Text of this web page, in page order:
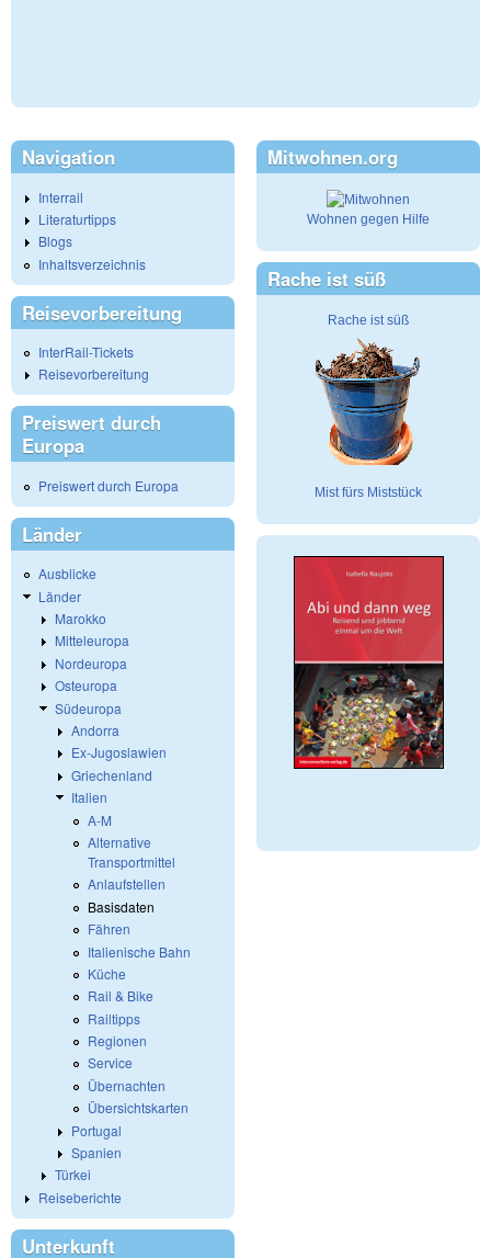
Navigation
Interrail
Literaturtipps
Blogs
Inhaltsverzeichnis
Reisevorbereitung
InterRail-Tickets
Reisevorbereitung
Preiswert durch
Europa
Preiswert durch Europa
Länder
Ausblicke
Länder
Marokko
Mitteleuropa
Nordeuropa
Osteuropa
Südeuropa
Andorra
Ex-Jugoslawien
Griechenland
Italien
A-M
Alternative
Transportmittel
Anlaufstellen
Basisdaten
Fähren
Italienische Bahn
Küche
Rail & Bike
Railtipps
Regionen
Service
Übernachten
Übersichtskarten
Portugal
Spanien
Türkei
Reiseberichte
Unterkunft
Mitwohnen.org
Wohnen gegen Hilfe
Rache ist süß
Rache ist süß
Mist fürs Miststück